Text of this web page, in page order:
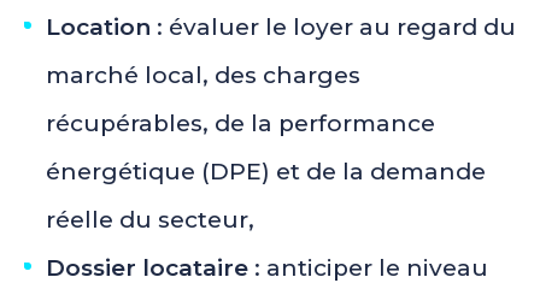
Location : évaluer le loyer au regard du
marché local, des charges
récupérables, de la performance
énergétique (DPE) et de la demande
réelle du secteur,
Dossier locataire : anticiper le niveau